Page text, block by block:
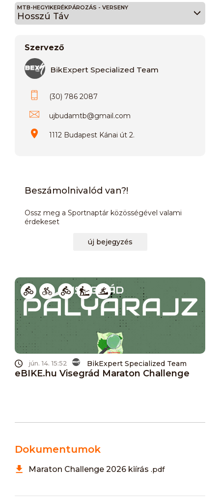
MTB-HEGYIKERÉKPÁROZÁS - VERSENY
Hosszú Táv
Szervező
BikExpert Specialized Team
(30) 786 2087
ujbudamtb@gmail.com
1112 Budapest Kánai út 2.
Beszámolnivalód van?!
Ossz meg a Sportnaptár közösségével valami
érdekeset
új bejegyzés
jún. 14. 15:52 BikExpert Specialized Team
eBIKE.hu Visegrád Maraton Challenge
Dokumentumok
Maraton Challenge 2026 kiírás .pdf